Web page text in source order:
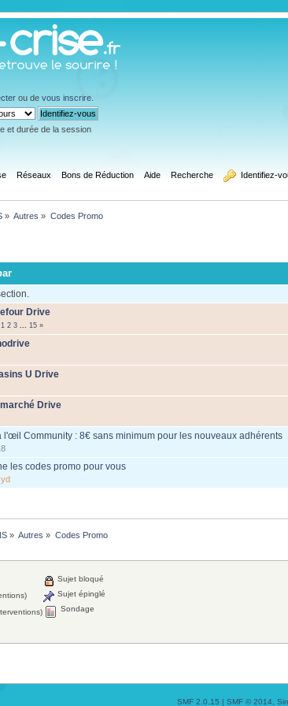
ou devous inscrire
et durée de la session
Réseaux Bons de Réduction Aide Recherche Identifiez-
» Autres » Codes Promo
Drive
1 2 3 15 »
U Drive
Drive
l'œil Community : 8€ sans minimum pour les nouveaux adhérents
les codes promo pour vous
» Autres » Codes Promo
Sujet bloqué
Sujet épinglé
Sondage
SMF 2.0.15 | SMF © 2014